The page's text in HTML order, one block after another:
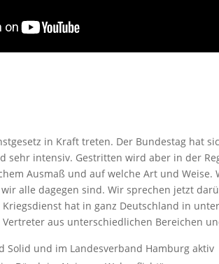
in Kraft treten. Der Bundestag hat
intensiv. Gestritten wird aber in der
Ausmaß und auf welche Art und
alle dagegen sind. Wir sprechen jetzt
hat in ganz Deutschland in
aus unterschiedlichen Bereichen
Solid und im Landesverband Hamburg aktiv